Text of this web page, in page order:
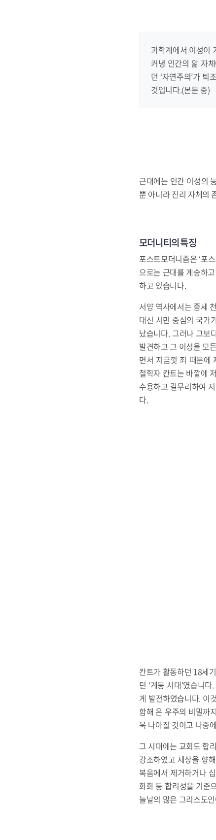
과학계에서 이성이
커녕 인간의 앎 자
던 ‘자연주의’가
것입니다.(본문 중)
근대에는 인간 이성의
뿐 아니라 진리 자체의
모더니티의 특징
포스트모더니즘은 ‘포
으로는 근대를 계승하
하고 있습니다.
서양 역사에서는 중세
대신 시민 중심의 국가
났습니다. 그러나 그보
발견하고 그 이성을 모
면서 지금껏 죄 때문에
철학자 칸트는 바깥에
수용하고 갈무리하여
다.
칸트가 활동하던 18세
던 ‘계몽 시대’였습니
게 발전하였습니다. 이
함해 온 우주의 비밀까
욱 나아질 것이고 나중
그 시대에는 교회도 합
강조하였고 세상을 향
복음에서 제거하거나
화화 등 합리성을 기준
늘날의 많은 그리스도